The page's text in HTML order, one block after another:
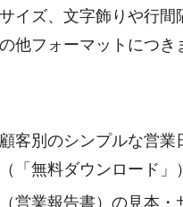
イズ、文字飾りや行
他フォーマットにつ
客別のシンプルな営
「無料ダウンロード」
営業報告書）の見本